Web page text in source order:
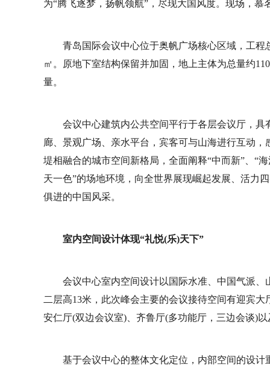
为“腾飞逐梦，扬帆领航”，尽现大国风度。现场，
青岛国际会议中心位于奥帆广场核心区域，工程
㎡。原地下室结构保留并加固，地上主体为总量约
量。
会议中心建筑内公共空间平行于各层会议厅，
廊、景观广场、亲水平台，宾客可与山海进行互动
堤相融合的城市空间新格局，全面阐释“中而新”、“
天一色”的场地环境，向全世界展现崛起发展、活力
俱进的中国风采。
室内空间设计体现“礼悦(乐)天下”
会议中心室内空间设计以国际水准、中国气派
二层高13米，此次峰会主要的会议接待空间有迎宾
安仁厅(双边会议室)、齐鲁厅(多功能厅，三边会谈)
基于会议中心的整体文化定位，内部空间的设